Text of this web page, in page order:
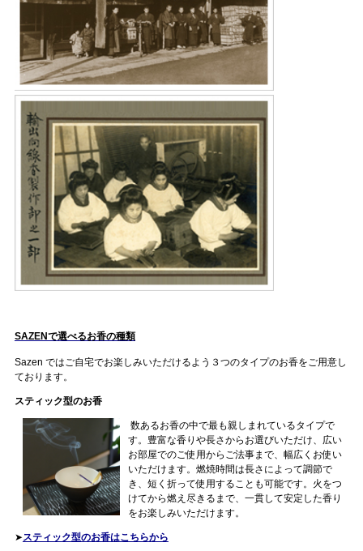
SAZENで選べるお香の種類
Sazen ではご自宅でお楽しみいただけるよう３つのタイプのお香をご用意し
ております。
スティック型のお香
数あるお香の中で最も親しまれているタイプで
す。豊富な香りや長さからお選びいただけ、広い
お部屋でのご使用からご法事まで、幅広くお使い
いただけます。燃焼時間は長さによって調節で
き、短く折って使用することも可能です。火をつ
けてから燃え尽きるまで、一貫して安定した香り
をお楽しみいただけます。
➤スティック型のお香はこちらから